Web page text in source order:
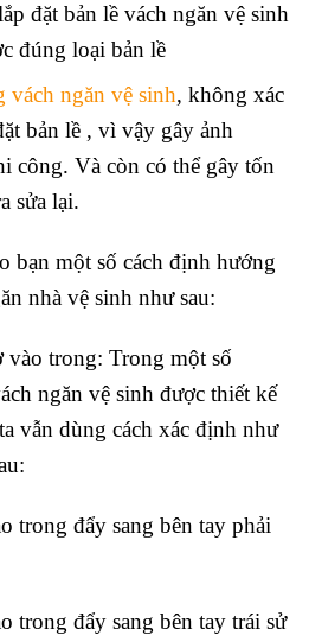
đặt bản lề vách ngăn vệ sinh
đúng loại bản lề
vách ngăn vệ sinh, không xác
bản lề , vì vậy gây ảnh
công. Và còn có thể gây tốn
sửa lại.
bạn một số cách định hướng
nhà vệ sinh như sau:
trong: Trong một số
ngăn vệ sinh được thiết kế
vẫn dùng cách xác định như
trong đẩy sang bên tay phải
trong đẩy sang bên tay trái sử